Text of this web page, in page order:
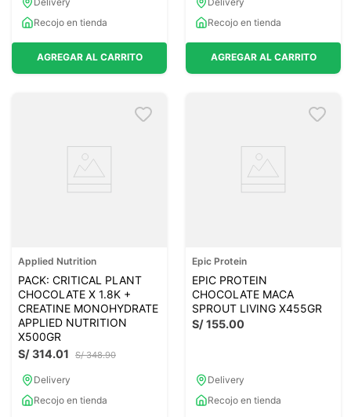
Recojo en tienda
AGREGAR AL CARRITO
Recojo en tienda
AGREGAR AL CARRITO
Applied Nutrition
PACK: CRITICAL PLANT
CHOCOLATE X 1.8K +
CREATINE MONOHYDRATE
APPLIED NUTRITION
X500GR
S/ 348.90
S/314.01
Delivery
Recojo en tienda
Epic Protein
EPIC PROTEIN
CHOCOLATE MACA
SPROUT LIVING X455GR
S/155.00
Delivery
Recojo en tienda